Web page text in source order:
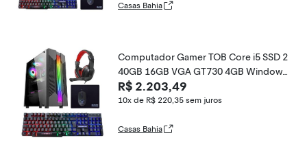
Casas Bahia
Computador Gamer TOB Core i5 SSD 2
40GB 16GB VGA GT730 4GB Windows
10 Pro Trial + Teclado/Mouse + Mouse
Pad + Headset
R$ 2.203,49
10x de R$ 220,35 sem juros
Casas Bahia